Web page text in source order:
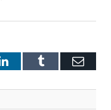
LinkedInTumblr